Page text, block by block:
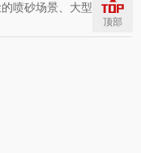
喷砂场景、大型喷砂房
顶部